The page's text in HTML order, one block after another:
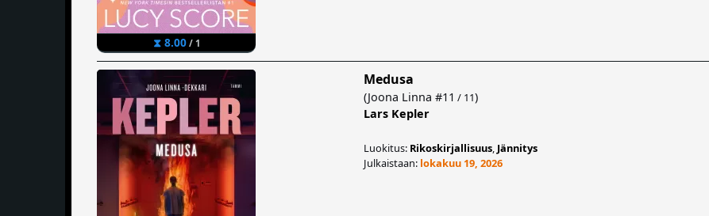
⧗ 8.00/ 1
Medusa
(Joona Linna #11 / 11)
Lars Kepler
Luokitus: Rikoskirjallisuus, Jännitys
Julkaistaan: lokakuu 19, 2026